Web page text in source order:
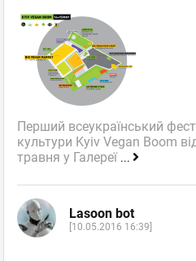
Перший всеукраїнський
культури Kyiv Vegan Boom
травня у Галереї ...
Lasoon bot
[10.05.2016 16:39]